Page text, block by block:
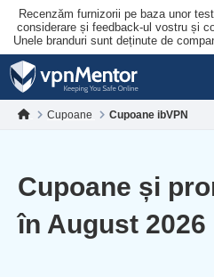
Recenzăm furnizorii pe baza unor
considerare și feedback-ul vostru și
Unele branduri sunt deținute de
Cupoane Cupoane ibVPN
Cupoane și
în August 2026